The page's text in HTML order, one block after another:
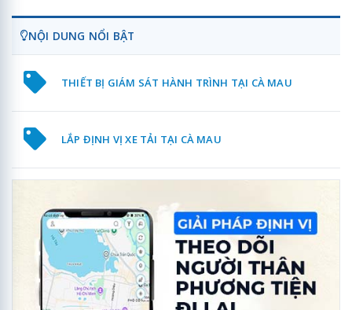
NỘI DUNG NỔI BẬT
THIẾT BỊ GIÁM SÁT HÀNH TRÌNH TẠI CÀ MAU
LẮP ĐỊNH VỊ XE TẢI TẠI CÀ MAU